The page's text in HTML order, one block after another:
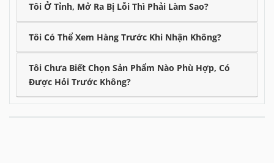
Tôi Ở Tỉnh, Mở Ra Bị Lỗi Thì Phải Làm Sao?
Tôi Có Thể Xem Hàng Trước Khi Nhận Không?
Tôi Chưa Biết Chọn Sản Phẩm Nào Phù Hợp, Có
Được Hỏi Trước Không?